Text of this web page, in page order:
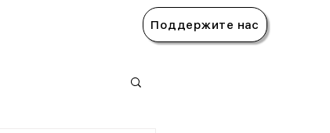
Поддержите нас